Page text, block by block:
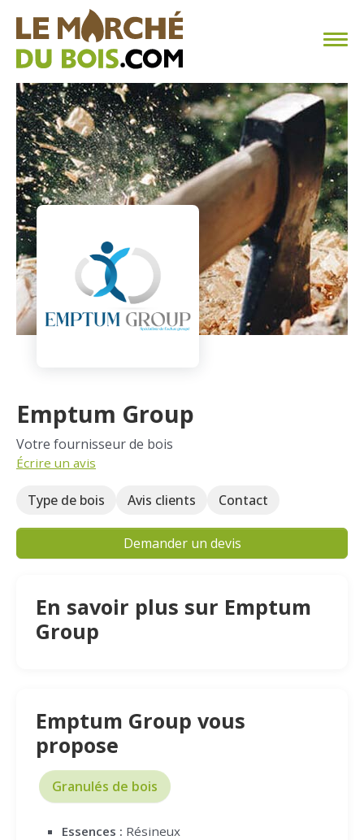
CHAUFFAGE AU BOIS
FAQ
CALCULER SA CONSOMMATION
TROUVER SON FOURNISSEUR
BLOG
ESPACE PRO
Emptum Group
Votre fournisseur de bois
Écrire un avis
Type de bois Avis clients Contact
Demander un devis
En savoir plus sur Emptum
Group
Emptum Group vous
propose
Granulés de bois
Essences : Résineux